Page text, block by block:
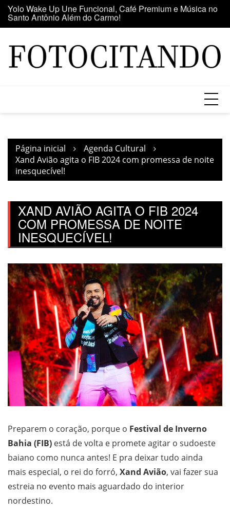
para
o
Maior clube de vinil da América Latina participa da Feira
do Vinil no Shopping Center Lapa
Página inicial
Agenda Cultural
Xand Avião agita o FIB 2024 com promessa de noite
inesquecível!
XAND AVIÃO AGITA O FIB 2024
COM PROMESSA DE NOITE
INESQUECÍVEL!
Preparem o coração, porque o Festival de Inverno
Bahia (FIB) está de volta e promete agitar o sudoeste
baiano como nunca antes! E pra deixar tudo ainda
mais especial, o rei do forró, Xand Avião, vai fazer sua
estreia no evento mais aguardado do interior
nordestino.